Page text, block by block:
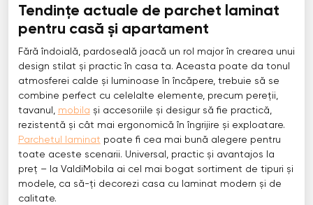
Tendințe actuale de parchet laminat
pentru casă și apartament
Fără îndoială, pardoseală joacă un rol major în crearea unui
design stilat și practic în casa ta. Aceasta poate da tonul
atmosferei calde și luminoase în încăpere, trebuie să se
combine perfect cu celelalte elemente, precum pereții,
tavanul, mobila și accesoriile și desigur să fie practică,
rezistentă și cât mai ergonomică în îngrijire și exploatare.
Parchetul laminat poate fi cea mai bună alegere pentru
toate aceste scenarii. Universal, practic și avantajos la
preț – la ValdiMobila ai cel mai bogat sortiment de tipuri și
modele, ca să-ți decorezi casa cu laminat modern și de
calitate.